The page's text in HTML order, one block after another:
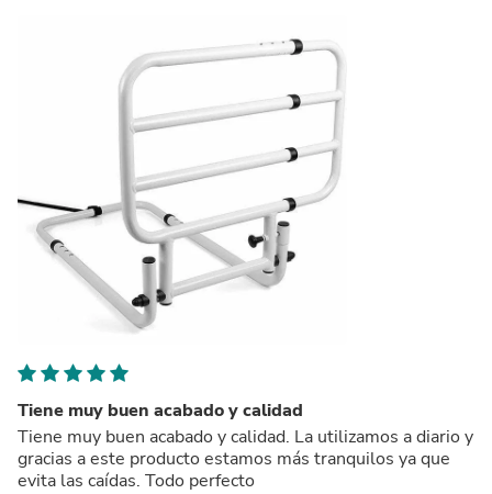
Tiene muy buen acabado y calidad
Tiene muy buen acabado y calidad. La utilizamos a diario y
gracias a este producto estamos más tranquilos ya que
evita las caídas. Todo perfecto